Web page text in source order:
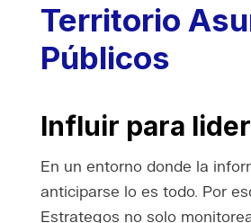
Territorio
Públicos
Influir para
En un entorno donde la
anticiparse lo es todo. Por
Estrategos no solo